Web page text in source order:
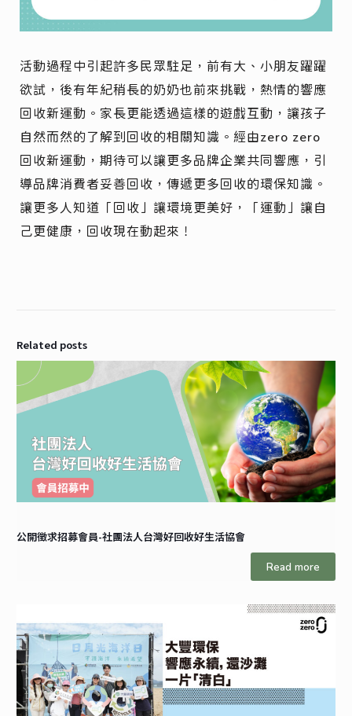
活動過程中引起許多民眾駐足，前有大、小朋友躍躍
欲試，後有年紀稍長的奶奶也前來挑戰，熱情的響應
回收新運動。家長更能透過這樣的遊戲互動，讓孩子
自然而然的了解到回收的相關知識。經由zero zero
回收新運動，期待可以讓更多品牌企業共同響應，引
導品牌消費者妥善回收，傳遞更多回收的環保知識。
讓更多人知道「回收」讓環境更美好，「運動」讓自
己更健康，回收現在動起來！
Related posts
公開徵求招募會員-社團法人台灣好回收好生活協會
Read more